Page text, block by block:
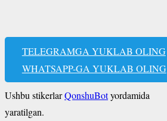
TELEGRAMGA YUKLAB OLING
WHATSAPP-GA YUKLAB OLING
Ushbu stikerlarQonshuBotyordamida
yaratilgan.